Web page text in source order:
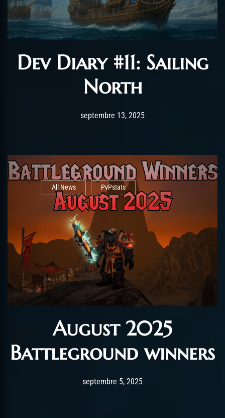
Dev Diary #11: Sailing
North
Post has published by
septembre 13, 2025septembre 14, 2025
All News PvPstats
August 2025
Battleground winners
Post has published by
septembre 5, 2025septembre 5, 2025